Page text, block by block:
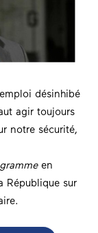
désinhibé
agir toujours
notre sécurité,
en
République sur